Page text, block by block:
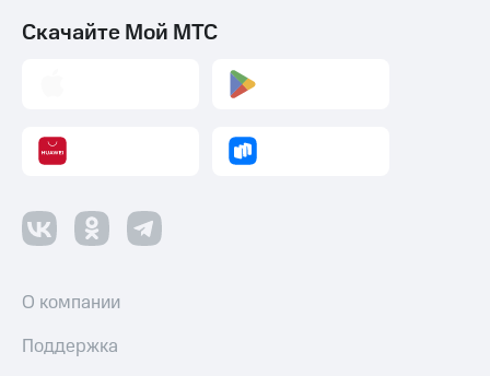
Скачайте Мой МТС
О компании
Поддержка